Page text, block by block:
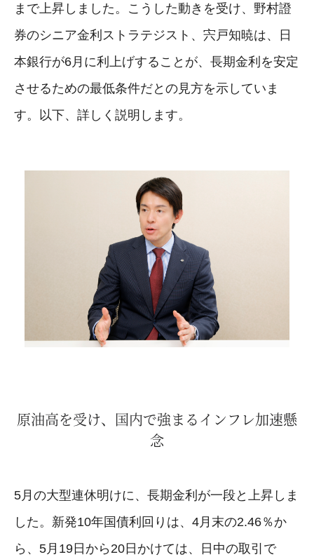
まで上昇しました。こうした動きを受け、野村證
券のシニア金利ストラテジスト、宍戸知暁は、日
本銀行が6月に利上げすることが、長期金利を安定
させるための最低条件だとの見方を示していま
す。以下、詳しく説明します。
原油高を受け、国内で強まるインフレ加速懸
念
5月の大型連休明けに、長期金利が一段と上昇しま
した。新発10年国債利回りは、4月末の2.46％か
ら、5月19日から20日かけては、日中の取引で